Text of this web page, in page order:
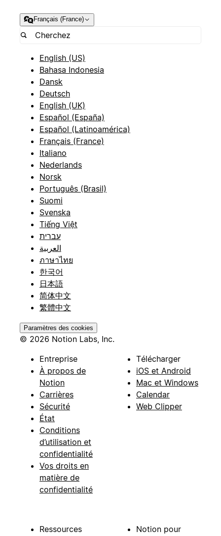
Français (France)
English (US)
Bahasa Indonesia
Dansk
Deutsch
English (UK)
Español (España)
Español (Latinoamérica)
Français (France)
Italiano
Nederlands
Norsk
Português (Brasil)
Suomi
Svenska
Tiếng Việt
עברית
العربية
ภาษาไทย
한국어
日本語
简体中文
繁體中文
Paramètres des cookies
© 2026 Notion Labs, Inc.
Entreprise
À propos de
Notion
Carrières
Sécurité
État
Conditions
d’utilisation et
confidentialité
Vos droits en
matière de
confidentialité
Télécharger
iOS et Android
Mac et Windows
Calendar
Web Clipper
Ressources
Notion pour